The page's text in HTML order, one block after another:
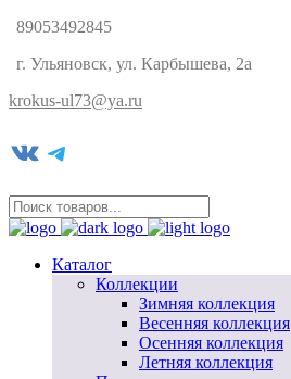
89053492845
г. Ульяновск, ул. Карбышева, 2а
krokus-ul73@ya.ru
VK Telegram
Каталог
Коллекции
Зимняя коллекция
Весенняя коллекция
Осенняя коллекция
Летняя коллекция